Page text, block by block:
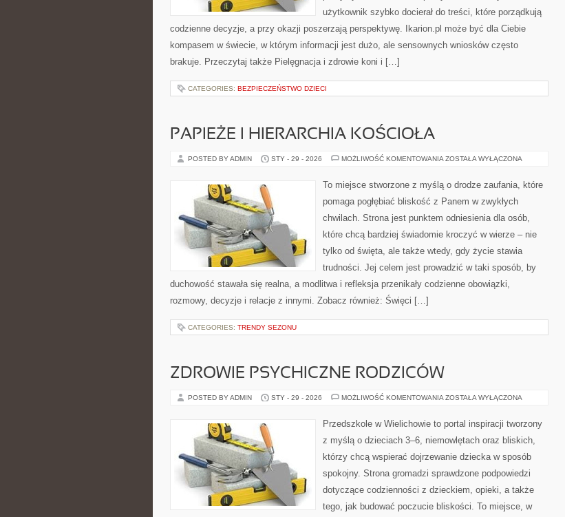
użytkownik szybko docierał do treści, które porządkują
codzienne decyzje, a przy okazji poszerzają perspektywę. Ikarion.pl może być dla Ciebie
kompasem w świecie, w którym informacji jest dużo, ale sensownych wniosków często
brakuje. Przeczytaj także Pielęgnacja i zdrowie koni i […]
CATEGORIES: BEZPIECZEŃSTWO DZIECI
PAPIEŻE I HIERARCHIA KOŚCIOŁA
POSTED BY ADMIN STY - 29 - 2026 MOŻLIWOŚĆ KOMENTOWANIA PAPIEŻE
KOŚCIOŁA
ZOSTAŁA WYŁĄCZONA
To miejsce stworzone z myślą o drodze zaufania, które
pomaga pogłębiać bliskość z Panem w zwykłych
chwilach. Strona jest punktem odniesienia dla osób,
które chcą bardziej świadomie kroczyć w wierze – nie
tylko od święta, ale także wtedy, gdy życie stawia
trudności. Jej celem jest prowadzić w taki sposób, by
duchowość stawała się realna, a modlitwa i refleksja przenikały codzienne obowiązki,
rozmowy, decyzje i relacje z innymi. Zobacz również: Święci […]
CATEGORIES: TRENDY SEZONU
ZDROWIE PSYCHICZNE RODZICÓW
POSTED BY ADMIN STY - 29 - 2026 MOŻLIWOŚĆ KOMENTOWANIA ZDROWIE
ZOSTAŁA WYŁĄCZONA
Przedszkole w Wielichowie to portal inspiracji tworzony
z myślą o dzieciach 3–6, niemowlętach oraz bliskich,
którzy chcą wspierać dojrzewanie dziecka w sposób
spokojny. Strona gromadzi sprawdzone podpowiedzi
dotyczące codzienności z dzieckiem, opieki, a także
tego, jak budować poczucie bliskości. To miejsce, w